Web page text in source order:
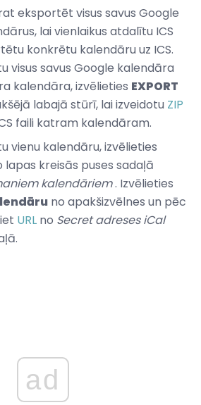
eksportēt visus savus Google
lai vienlaikus atdalītu ICS
konkrētu kalendāru uz ICS.
visus savus Google kalendāra
kalendāra, izvēlieties EXPORT
labajā stūrī, lai izveidotu ZIP
faili katram kalendāram.
vienu kalendāru, izvēlieties
lapas kreisās puses sadaļā
kalendāriem. Izvēlieties
no apakšizvēlnes un pēc
URL no Secret adreses iCal
ad